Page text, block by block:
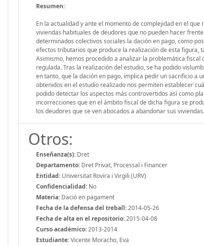
Resumen:
En la actualidad y ante el momento de complejidad en el
viviendas habituales de deudores que no pueden hacer
determinados colectivos sociales la dación en pago, como
efectos tributarios que produce la realización de esta figura,
Asimismo, hemos procedido a analizar la problemática
regulada. Tras la realización del estudio, se ha podido
en tanto, que la dación en pago, implica pedir un sacrificio a
obtenidos en el estudio realizado nos permiten establecer
podido detectar los aspectos más controvertidos así como
incorrecciones que en el ámbito fiscal de dicha figura se
los deudores que se ven abocados a abandonar sus viviendas.
Otros:
Enseñanza(s): Dret
Departamento: Dret Privat, Processal i Financer
Entidad: Universitat Rovira i Virgili (URV)
Confidencialidad: No
Materia: Dació en pagament
Fecha de la defensa del treball:2014-05-26
Fecha de alta en el repositorio:2015-04-08
Curso académico:2013-2014
Estudiante:Vicente Moracho, Eva